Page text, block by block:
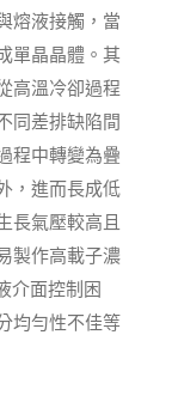
熔液接觸，當
單晶晶體。其
高溫冷卻過程
同差排缺陷間
程中轉變為疊
，進而長成低
長氣壓較高且
製作高載子濃
介面控制困
均勻性不佳等